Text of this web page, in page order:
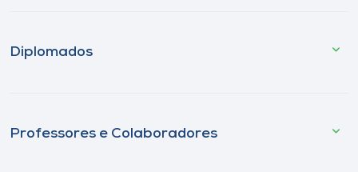
Diplomados
Professores e Colaboradores